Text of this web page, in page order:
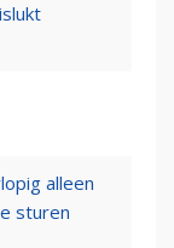
alleen
sturen